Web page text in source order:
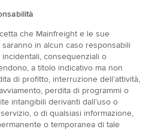
che Mainfreight e le sue
in alcun caso responsabili
consequenziali o
a titolo indicativo ma non
di profitto, interruzione dell’attività,
perdita di programmi o
intangibili derivanti dall’uso o
servizio, o di qualsiasi informazione,
o temporanea di tale